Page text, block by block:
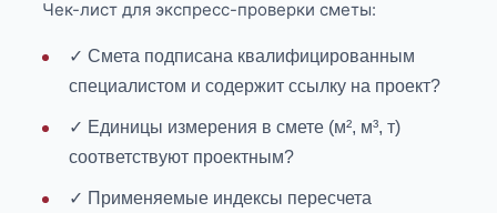
Чек-лист для экспресс-проверки сметы:
✓ Смета подписана квалифицированным
специалистом и содержит ссылку на проект?
✓ Единицы измерения в смете (м², м³, т)
соответствуют проектным?
✓ Применяемые индексы пересчета